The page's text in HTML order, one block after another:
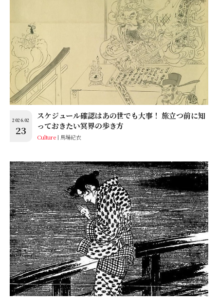
2026.02
23
スケジュール確認はあの世でも大事！ 旅立つ前に知
っておきたい冥界の歩き方
Culture 馬場紀衣